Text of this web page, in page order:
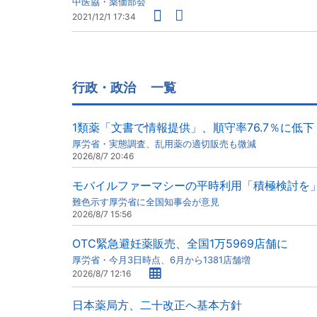
2021/12/1 17:34
行政・政治 一覧
1類薬「文書で情報提供」、順守率76.7％に低下
厚労省・実態調査、乱用薬の適切販売も微減
2026/8/7 20:46
モバイルファーマシーの平時利用「積極検討を
難色示す厚労省に全国知事会が意見
2026/8/7 15:56
OTC緊急避妊薬販売、全国1万5969店舗に
厚労省・今月3日時点、6月から1381店舗増
2026/8/7 12:16
日本薬局方、二十改正へ基本方針